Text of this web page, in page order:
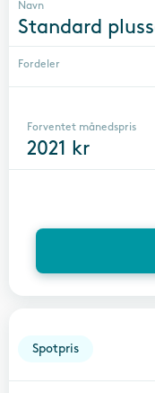
Navn
Standard
Fordeler
Forventet månedspris
2021 kr
Spotpris